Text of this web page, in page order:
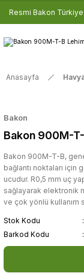
Resmi Bakon
Anasayfa
Bakon
Bakon 900M-
Bakon 900M-T-B,
bağlantı noktaları
ucudur. R0,5 mm uç
sağlayarak elektronik
ve çok yönlü kullanım
Stok Kodu
Barkod Kodu